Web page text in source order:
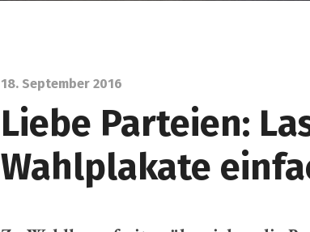
18. September 2016
Liebe Parteien:
Wahlplakate